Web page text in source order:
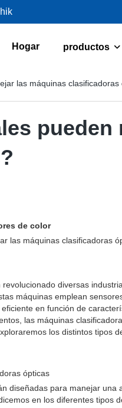
Hogar productos
las máquinas clasificadoras
de color
las máquinas clasificadoras
diversas
máquinas emplean
en función de
las máquinas
los distintos tipos
ópticas
diseñadas para manejar
en los diferentes tipos